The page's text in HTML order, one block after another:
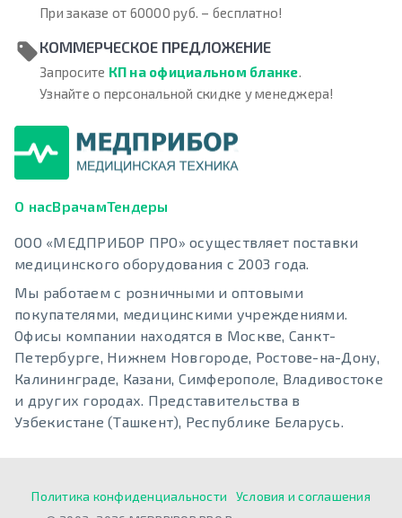
При заказе от 60000 руб. – бесплатно!
КОММЕРЧЕСКОЕ ПРЕДЛОЖЕНИЕ
Запросите КП на официальном бланке.
Узнайте о персональной скидке у менеджера!
О насВрачамТендеры
ООО «МЕДПРИБОР ПРО» осуществляет поставки
медицинского оборудования с 2003 года.
Мы работаем с розничными и оптовыми
покупателями, медицинскими учреждениями.
Офисы компании находятся в Москве, Санкт-
Петербурге, Нижнем Новгороде, Ростове-на-Дону,
Калининграде, Казани, Симферополе, Владивостоке
и других городах. Представительства в
Узбекистане (Ташкент), Республике Беларусь.
Политика конфиденциальности
Условия и соглашения